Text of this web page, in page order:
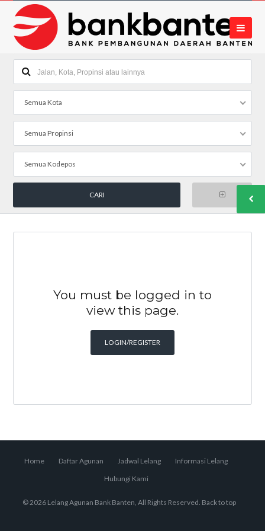
Semua Kota
Semua Propinsi
Semua Kodepos
You must be logged in to
view this page.
LOGIN/REGISTER
Home Daftar Agunan Jadwal Lelang
Informasi Lelang
Hubungi Kami
© 2026 Lelang Agunan Bank Banten, All Rights Reserved. Back to top